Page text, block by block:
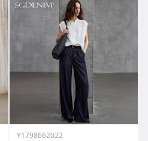
Y1798662022